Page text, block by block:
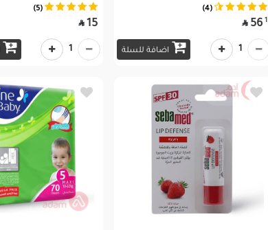
(4)
1
56

اضافة للسلة 1
(5)
15

1